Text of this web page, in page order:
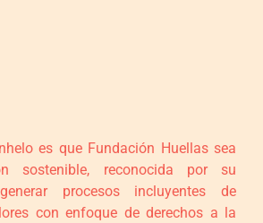
es que Fundación Huellas sea
sostenible, reconocida por su
procesos incluyentes de
con enfoque de derechos a la